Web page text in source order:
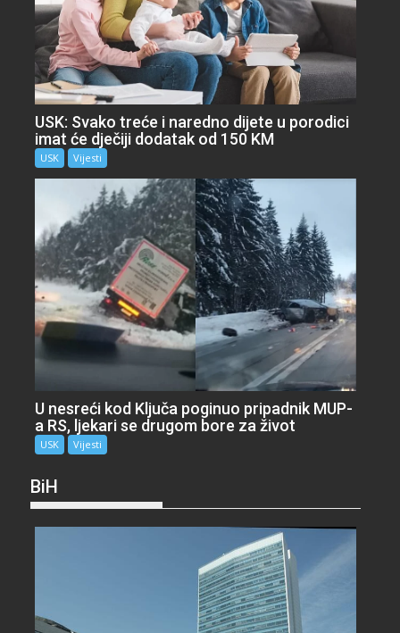
USK: Svako treće i naredno dijete u porodici
imat će dječiji dodatak od 150 KM
USK Vijesti
U nesreći kod Ključa poginuo pripadnik MUP-
a RS, ljekari se drugom bore za život
USK Vijesti
BiH